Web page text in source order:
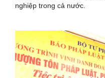
nghiệp trong cả nước.